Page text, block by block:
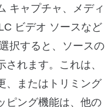
キャプチャ、メディ
ビデオ ソースなど
択すると、ソースの
れます。これは、
、またはトリミング
ピング機能は、他の